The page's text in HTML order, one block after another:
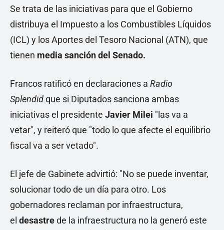
Se trata de las iniciativas para que el Gobierno
distribuya el Impuesto a los Combustibles Líquidos
(ICL) y los Aportes del Tesoro Nacional (ATN), que
tienen media sanción del Senado.
Francos ratificó en declaraciones a Radio
Splendidque si Diputados sanciona ambas
iniciativas el presidente Javier Milei "las va a
vetar", y reiteró que "todo lo que afecte el equilibrio
fiscal va a ser vetado".
El jefe de Gabinete advirtió: "No se puede inventar,
solucionar todo de un día para otro. Los
gobernadores reclaman por infraestructura,
el desastrede la infraestructura no la generó este